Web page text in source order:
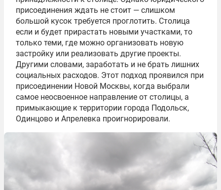
присоединения ждать не стоит — слишком
большой кусок требуется проглотить. Столица
если и будет прирастать новыми участками, то
только теми, где можно организовать новую
застройку или реализовать другие проекты.
Другими словами, заработать и не брать лишних
социальных расходов. Этот подход проявился при
присоединении Новой Москвы, когда выбрали
самое неосвоенное направление от столицы, а
примыкающие к территории города Подольск,
Одинцово и Апрелевка проигнорировали.